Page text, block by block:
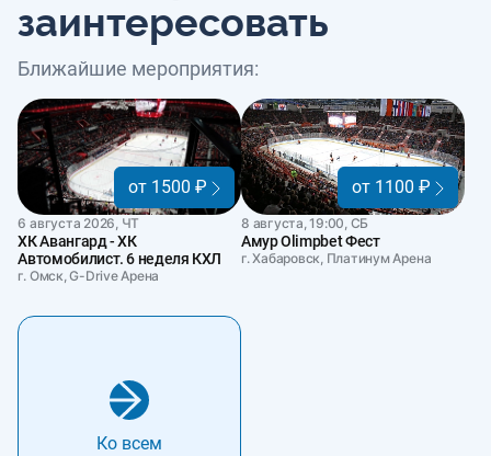
заинтересовать
Ближайшие мероприятия:
от 1500 ₽
6 августа 2026, ЧТ
ХК Авангард - ХК
Автомобилист. 6 неделя КХЛ
г. Омск, G-Drive Арена
от 1100 ₽
8 августа, 19:00, СБ
Амур Olimpbet Фест
г. Хабаровск, Платинум Арена
Ко всем